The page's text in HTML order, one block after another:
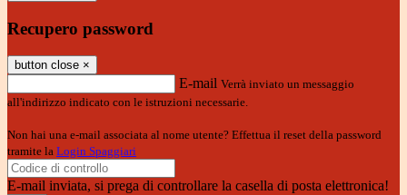
Recupero password
button close ×
E-mail Verrà inviato un messaggio
all'indirizzo indicato con le istruzioni necessarie.
Non hai una e-mail associata al nome utente? Effettua il reset della password
tramite la Login Spaggiari
E-mail inviata, si prega di controllare la casella di posta elettronica!